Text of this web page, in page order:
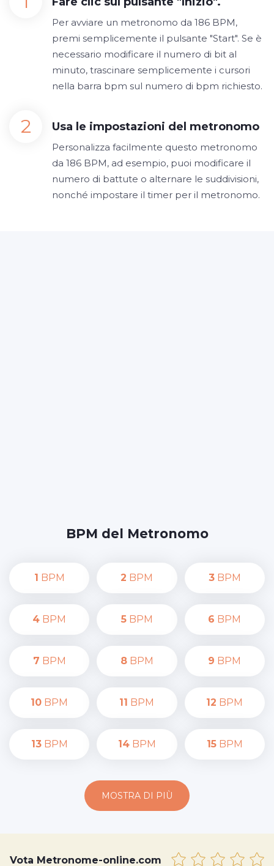
Per avviare un metronomo da 186 BPM,
premi semplicemente il pulsante "Start". Se è
necessario modificare il numero di bit al
minuto, trascinare semplicemente i cursori
nella barra bpm sul numero di bpm richiesto.
Usa le impostazioni del metronomo
Personalizza facilmente questo metronomo
da 186 BPM, ad esempio, puoi modificare il
numero di battute o alternare le suddivisioni,
nonché impostare il timer per il metronomo.
BPM del Metronomo
1 BPM 2 BPM 3BPM
4 BPM 5BPM 6 BPM
7 BPM 8BPM 9 BPM
10 BPM 11 BPM 12 BPM
13BPM 14BPM 15BPM
MOSTRA DI PIÙ
Vota Metronome-online.com